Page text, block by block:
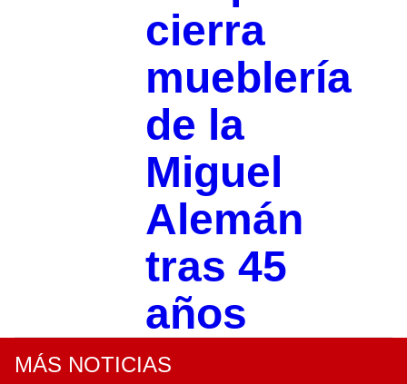
cierra
mueblería
de la
Miguel
Alemán
tras 45
años
MÁS NOTICIAS